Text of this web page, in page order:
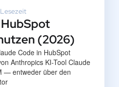
(2026)
Code in HubSpot
Anthropics KI-Tool Claude
— entweder über den